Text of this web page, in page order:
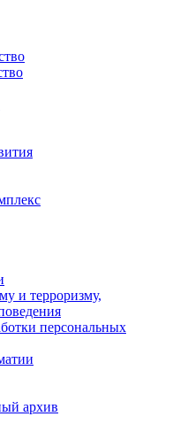
и терроризму,
персональных
архив